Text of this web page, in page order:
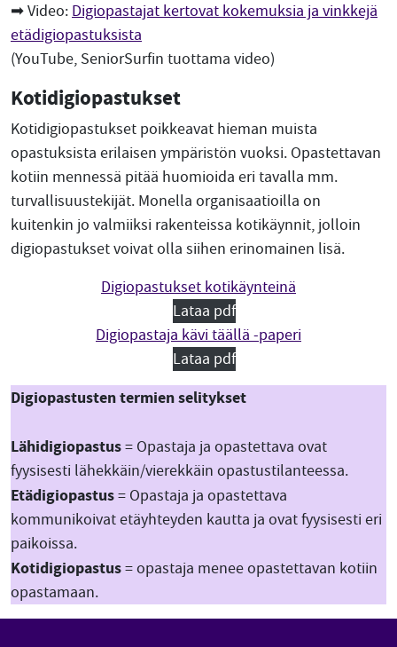
➡ Video: Digiopastajat kertovat kokemuksia ja vinkkejä
etädigiopastuksista
(YouTube, SeniorSurfin tuottama video)
Kotidigiopastukset
Kotidigiopastukset poikkeavat hieman muista
opastuksista erilaisen ympäristön vuoksi. Opastettavan
kotiin mennessä pitää huomioida eri tavalla mm.
turvallisuustekijät. Monella organisaatioilla on
kuitenkin jo valmiiksi rakenteissa kotikäynnit, jolloin
digiopastukset voivat olla siihen erinomainen lisä.
Digiopastukset kotikäynteinä
Lataa pdf
Digiopastaja kävi täällä -paperi
Lataa pdf
Digiopastusten termien selitykset
Lähidigiopastus= Opastaja ja opastettava ovat
fyysisesti lähekkäin/vierekkäin opastustilanteessa.
Etädigiopastus= Opastaja ja opastettava
kommunikoivat etäyhteyden kautta ja ovat fyysisesti eri
paikoissa.
Kotidigiopastus= opastaja menee opastettavan kotiin
opastamaan.